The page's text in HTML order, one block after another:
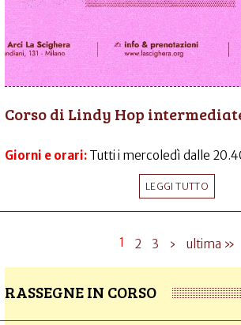
Corso di Lindy Hop
Giorni e orari: Tutti i mercoledì dalle
LEGGI TUTTO
1 2 3 › ultima »
RASSEGNE IN CORSO